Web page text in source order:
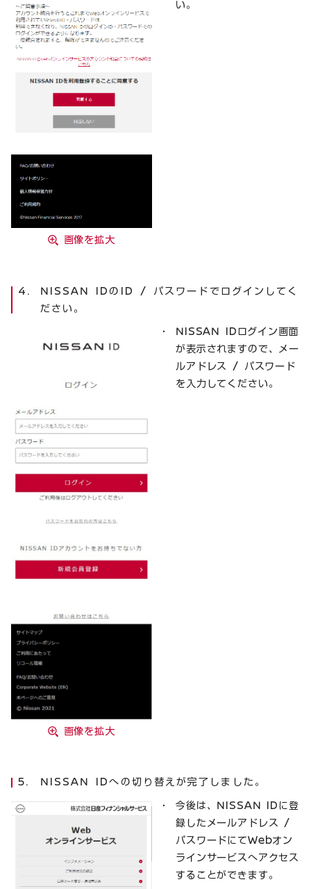
画像を拡大
い。
NISSAN IDのID / パスワードでログインしてく
ださい。
画像を拡大
NISSAN IDログイン画面
が表示されますので、メー
ルアドレス / パスワード
を入力してください。
NISSAN IDへの切り替えが完了しました。
今後は、NISSAN IDに登
録したメールアドレス /
パスワードにてWebオン
ラインサービスへアクセス
することができます。